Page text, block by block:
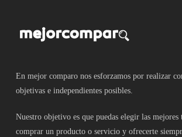
En mejor comparo nos esforzamos por realizar
objetivas e independientes posibles.
Nuestro objetivo es que puedas elegir las mejores
comprar un producto o servicio y ofrecerte